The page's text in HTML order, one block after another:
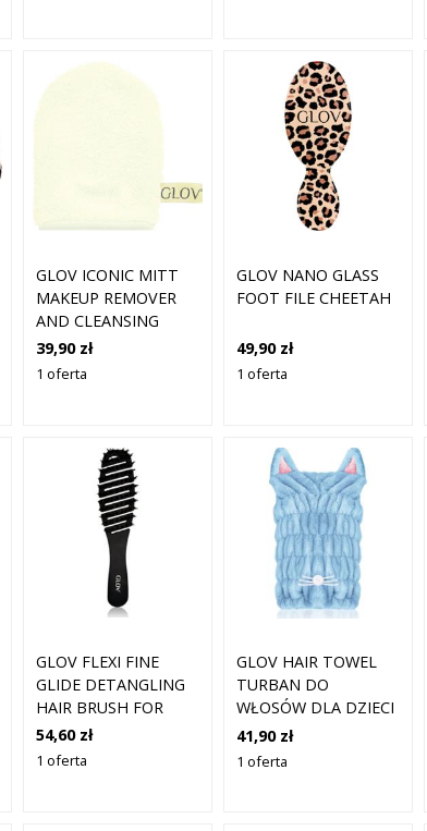
GLOV ICONIC MITT
MAKEUP REMOVER
AND CLEANSING
MITT IVORY
39,90 zł
1 oferta
GLOV NANO GLASS
FOOT FILE CHEETAH
49,90 zł
1 oferta
GLOV FLEXI FINE
GLIDE DETANGLING
HAIR BRUSH FOR
FINE HAIR PŁASKA
SZCZOTKA DO
54,60 zł
1 oferta
GLOV HAIR TOWEL
TURBAN DO
WŁOSÓW DLA DZIECI
1 SZT.
41,90 zł
1 oferta